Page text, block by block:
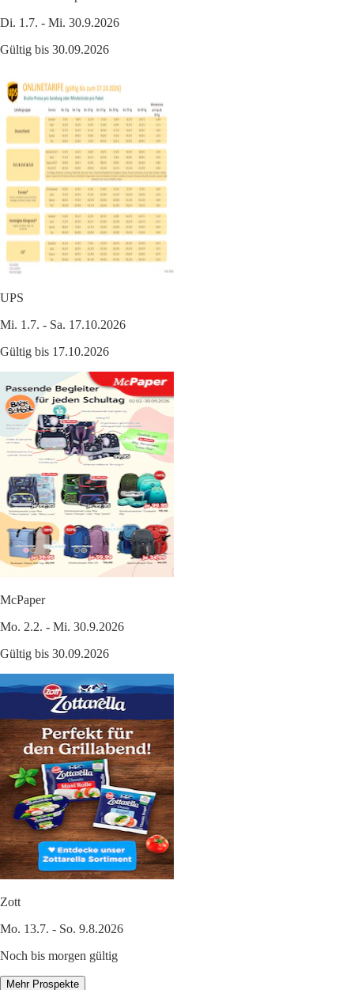
Di. 1.7. - Mi. 30.9.2026
Gültig bis 30.09.2026
UPS
Mi. 1.7. - Sa. 17.10.2026
Gültig bis 17.10.2026
McPaper
Mo. 2.2. - Mi. 30.9.2026
Gültig bis 30.09.2026
Zott
Mo. 13.7. - So. 9.8.2026
Noch bis morgen gültig
Mehr Prospekte